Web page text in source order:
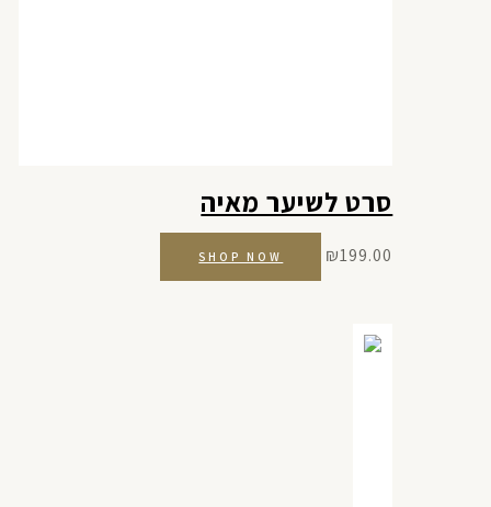
סרט לשיער מאיה
₪199.00
SHOP NOW